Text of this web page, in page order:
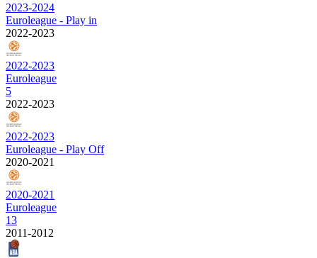
2023-2024
Euroleague - Play in
2022-2023
2022-2023
Euroleague
5
2022-2023
2022-2023
Euroleague - Play Off
2020-2021
2020-2021
Euroleague
13
2011-2012